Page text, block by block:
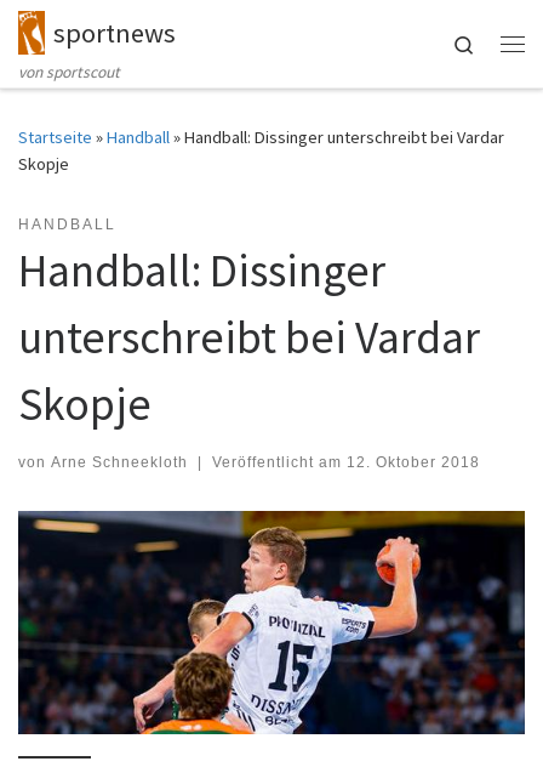
Zum Inhalt springen
sportnews
von sportscout
Search
Startseite »Handball»Handball: Dissinger unterschreibt bei Vardar
Skopje
HANDBALL
Handball: Dissinger
unterschreibt bei Vardar
Skopje
von Arne Schneekloth | Veröffentlicht am 12. Oktober 2018